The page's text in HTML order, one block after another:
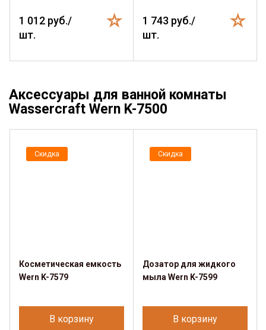
1 012 руб./
шт.
1 743 руб./
шт.
Аксессуары для ванной комнаты
Wassercraft Wern K-7500
Скидка
Косметическая емкость
Wern K-7579
В корзину
Скидка
Дозатор для жидкого
мыла Wern K-7599
В корзину